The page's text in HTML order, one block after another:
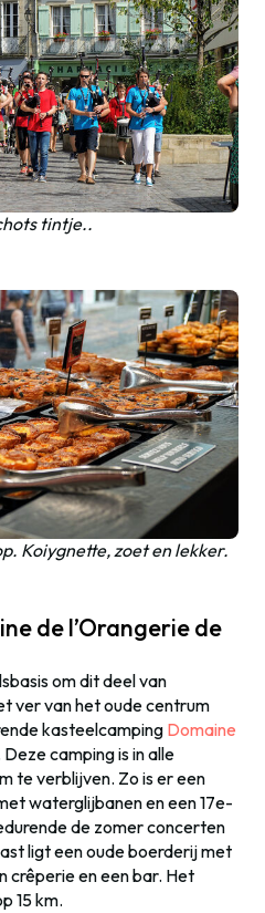
tintje..
Koiygnette, zoet en lekker.
de l’Orangerie de
om dit deel van
ver van het oude centrum
kasteelcamping Domaine
Deze camping is in alle
te verblijven. Zo is er een
waterglijbanenen een 17e-
de zomer concerten
ligt een oude boerderij met
crêperie en een bar. Het
15 km.